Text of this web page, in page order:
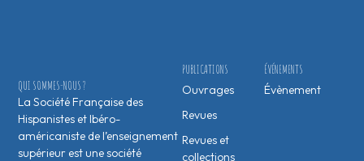
ÉVÉNEMENTS
Évènement
PUBLICATIONS
Ouvrages
Revues
Revues et
collections
QUI SOMMES-NOUS ?
La Société Française des
Hispanistes et Ibéro-
américaniste de l’enseignement
supérieur est une société